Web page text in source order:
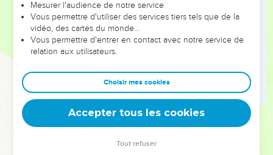
Et lui leur dit : N'avez-vous jamais lu ce que fit David
quand il fut dans le besoin et qu'il eut faim, lui et ceux qui
étaient avec lui,
26
entra dans la maison de Dieu, et mangea les pains de
proposition, qu'il n'est pas permis de manger, sinon aux
sacrificateurs, et en donna aussi à ceux qui étaient avec lui ?
Et il leur dit : Le sabbat a été fait pour l'homme, non pas
Mesurer l'audience de notre service
Vous permettre d'utiliser des services tiers tels que de la
vidéo, des cartes du monde…
Vous permettre d'entrer en contact avec notre service de
relation aux utilisateurs.
Choisir mes cookies
Accepter tous les cookies
Tout refuser